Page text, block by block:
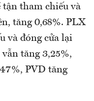
tận tham chiếu và
tăng 0,68%. PLX
và đóng cửa lại
tăng 3,25%,
PVD tăng